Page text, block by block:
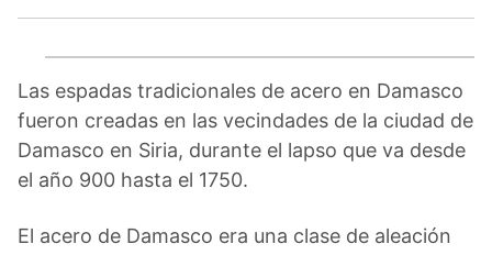
Las espadas tradicionales de acero en Damasco
fueron creadas en las vecindades de la ciudad de
Damasco en Siria, durante el lapso que va desde
el año 900 hasta el 1750.
El acero de Damasco era una clase de aleación